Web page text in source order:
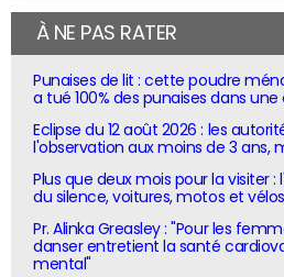
À NE PAS RATER
Punaises de lit : cette poudre
a tué 100% des punaises dans une
Eclipse du 12 août 2026 : les
l'observation aux moins de 3 ans,
Plus que deux mois pour la visiter :
du silence, voitures, motos et
Pr. Alinka Greasley : "Pour les
danser entretient la santé
mental"